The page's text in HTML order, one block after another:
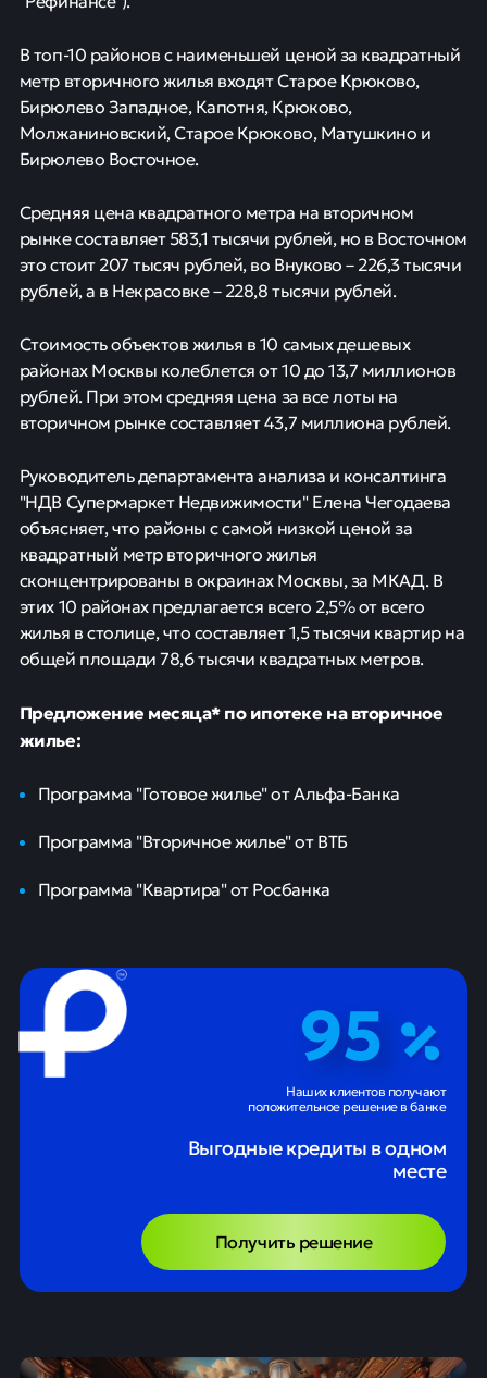
В топ-10 районов с наименьшей ценой за квадратный
метр вторичного жилья входят Старое Крюково,
Бирюлево Западное, Капотня, Крюково,
Молжаниновский, Старое Крюково, Матушкино и
Бирюлево Восточное.
Средняя цена квадратного метра на вторичном
рынке составляет 583,1 тысячи рублей, но в Восточном
это стоит 207 тысяч рублей, во Внуково – 226,3 тысячи
рублей, а в Некрасовке – 228,8 тысячи рублей.
Стоимость объектов жилья в 10 самых дешевых
районах Москвы колеблется от 10 до 13,7 миллионов
рублей. При этом средняя цена за все лоты на
вторичном рынке составляет 43,7 миллиона рублей.
Руководитель департамента анализа и консалтинга
"НДВ Супермаркет Недвижимости" Елена Чегодаева
объясняет, что районы с самой низкой ценой за
квадратный метр вторичного жилья
сконцентрированы в окраинах Москвы, за МКАД. В
этих 10 районах предлагается всего 2,5% от всего
жилья в столице, что составляет 1,5 тысячи квартир на
общей площади 78,6 тысячи квадратных метров.
Предложение месяца* по ипотеке на вторичное
жилье:
Программа "Готовое жилье" от Альфа-Банка
Программа "Вторичное жилье" от ВТБ
Программа "Квартира" от Росбанка
95
Наших клиентов получают
положительное решение в банке
Выгодные кредиты в одном
месте
Получить решение